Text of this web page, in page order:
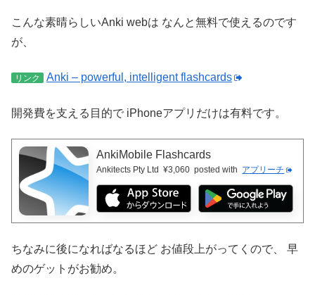
こんな素晴らしいAnki webは なんと無料で使えるのです
が、
リンク Anki – powerful, intelligent flashcards
開発費を支える目的で iPhoneアプリだけは有料です。
AnkiMobile Flashcards
Ankitects Pty Ltd ¥3,060 posted with アプリーチ
ちなみに後になればなるほど お値段上がってくので、
早
めのゲットがお勧め。